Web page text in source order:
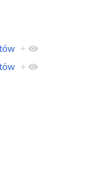
+
+